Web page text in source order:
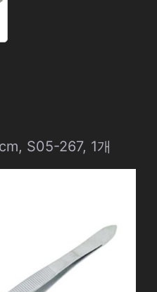
S05-267, 1개